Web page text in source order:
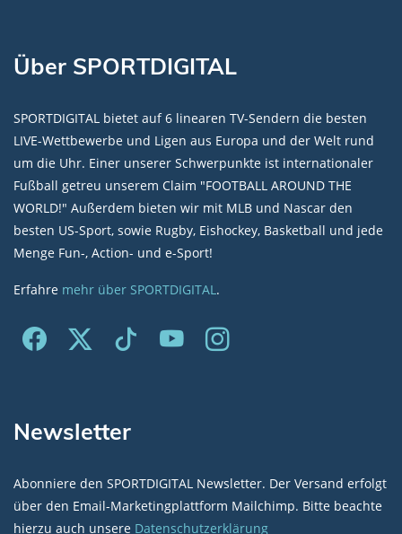
Über SPORTDIGITAL
SPORTDIGITAL bietet auf 6 linearen TV-Sendern die besten
LIVE-Wettbewerbe und Ligen aus Europa und der Welt rund
um die Uhr. Einer unserer Schwerpunkte ist internationaler
Fußball getreu unserem Claim "FOOTBALL AROUND THE
WORLD!" Außerdem bieten wir mit MLB und Nascar den
besten US-Sport, sowie Rugby, Eishockey, Basketball und jede
Menge Fun-, Action- und e-Sport!
Erfahre mehr über SPORTDIGITAL.
Newsletter
Abonniere den SPORTDIGITAL Newsletter. Der Versand erfolgt
über den Email-Marketingplattform Mailchimp. Bitte beachte
hierzu auch unsere Datenschutzerklärung